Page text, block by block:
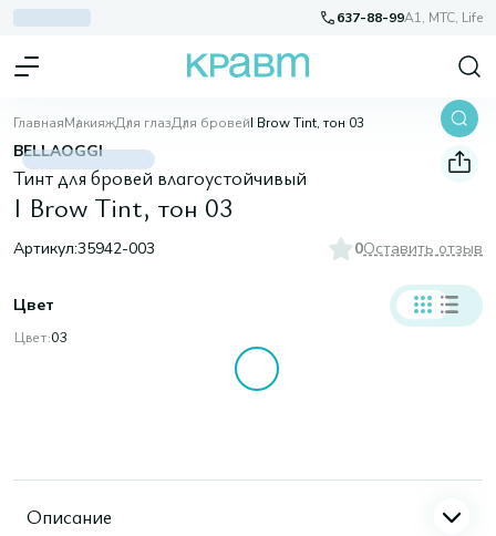
637-88-99A1, МТС, Life
ГлавнаяМакияжДля глазДля бровейI Brow Tint, тон 03
BELLAOGGI
Тинт для бровей влагоустойчивый
I Brow Tint, тон 03
Артикул:35942-003 0Оставить отзыв
Цвет
Цвет:03
Описание